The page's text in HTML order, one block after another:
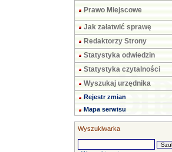
Prawo Miejscowe
Jak załatwić sprawę
Redaktorzy Strony
Statystyka odwiedzin
Statystyka czytalności
Wyszukaj urzędnika
Rejestr zmian
Mapa serwisu
Wyszukiwarka